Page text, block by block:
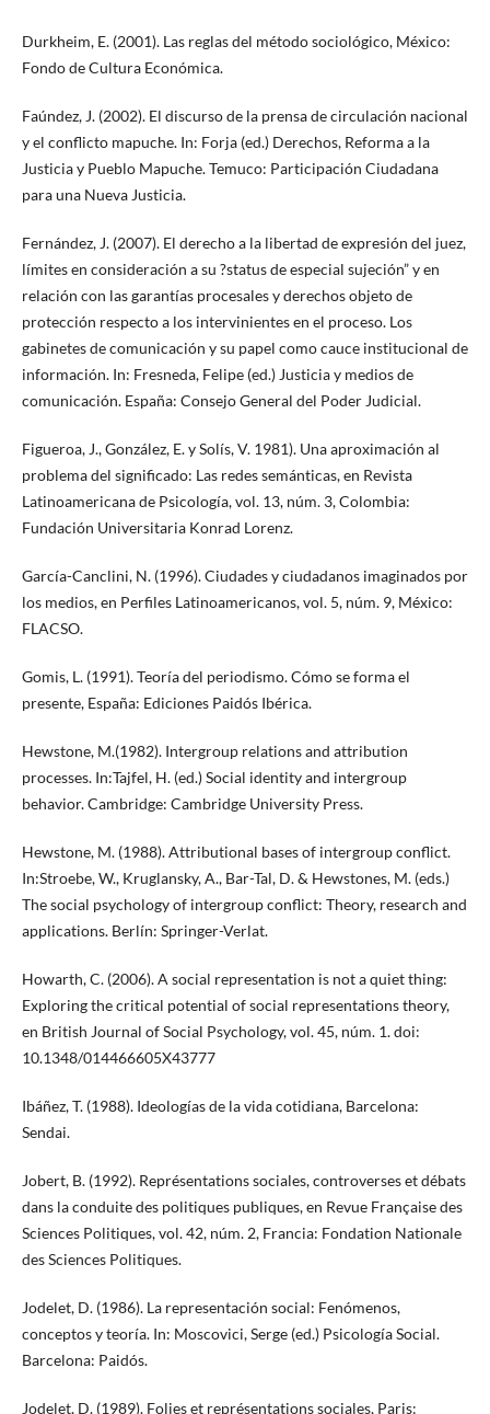
Durkheim, E. (2001). Las reglas del método sociológico, México:
Fondo de Cultura Económica.
Faúndez, J. (2002). El discurso de la prensa de circulación nacional
y el conflicto mapuche. In: Forja (ed.) Derechos, Reforma a la
Justicia y Pueblo Mapuche. Temuco: Participación Ciudadana
para una Nueva Justicia.
Fernández, J. (2007). El derecho a la libertad de expresión del juez,
límites en consideración a su ?status de especial sujeción” y en
relación con las garantías procesales y derechos objeto de
protección respecto a los intervinientes en el proceso. Los
gabinetes de comunicación y su papel como cauce institucional de
información. In: Fresneda, Felipe (ed.) Justicia y medios de
comunicación. España: Consejo General del Poder Judicial.
Figueroa, J., González, E. y Solís, V. 1981). Una aproximación al
problema del significado: Las redes semánticas, en Revista
Latinoamericana de Psicología, vol. 13, núm. 3, Colombia:
Fundación Universitaria Konrad Lorenz.
García-Canclini, N. (1996). Ciudades y ciudadanos imaginados por
los medios, en Perfiles Latinoamericanos, vol. 5, núm. 9, México:
FLACSO.
Gomis, L. (1991). Teoría del periodismo. Cómo se forma el
presente, España: Ediciones Paidós Ibérica.
Hewstone, M.(1982). Intergroup relations and attribution
processes. In:Tajfel, H. (ed.) Social identity and intergroup
behavior. Cambridge: Cambridge University Press.
Hewstone, M. (1988). Attributional bases of intergroup conflict.
In:Stroebe, W., Kruglansky, A., Bar-Tal, D. & Hewstones, M. (eds.)
The social psychology of intergroup conflict: Theory, research and
applications. Berlín: Springer-Verlat.
Howarth, C. (2006). A social representation is not a quiet thing:
Exploring the critical potential of social representations theory,
en British Journal of Social Psychology, vol. 45, núm. 1. doi:
10.1348/014466605X43777
Ibáñez, T. (1988). Ideologías de la vida cotidiana, Barcelona:
Sendai.
Jobert, B. (1992). Représentations sociales, controverses et débats
dans la conduite des politiques publiques, en Revue Française des
Sciences Politiques, vol. 42, núm. 2, Francia: Fondation Nationale
des Sciences Politiques.
Jodelet, D. (1986). La representación social: Fenómenos,
conceptos y teoría. In: Moscovici, Serge (ed.) Psicología Social.
Barcelona: Paidós.
Jodelet, D. (1989). Folies et représentations sociales, Paris: